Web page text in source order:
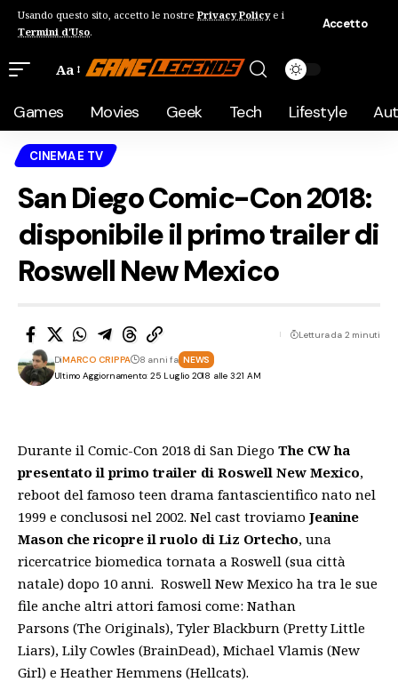
Usando questo sito, accetto le nostre Privacy Policye i
Termini d'Uso.
Accetto
Aa
Games Movies Geek Tech Lifestyle
CINEMA E TV
San Diego Comic-Con 2018:
disponibile il primo trailer di
Roswell New Mexico
Ultimo Aggiornamento: 25 Luglio 2018 alle 3:21 AM
DiMARCO CRIPPA 8 anni fa NEWS
Lettura da 2 minuti
Durante il Comic-Con 2018 di San Diego The CW ha
presentato il primo trailer di Roswell New Mexico,
reboot del famoso teen drama fantascientifico nato nel
1999 e conclusosi nel 2002. Nel cast troviamo Jeanine
Mason che ricopre il ruolo di Liz Ortecho, una
ricercatrice biomedica tornata a Roswell (sua città
natale) dopo 10 anni. Roswell New Mexico ha tra le sue
file anche altri attori famosi come: Nathan
Parsons (The Originals), Tyler Blackburn (Pretty Little
Liars), Lily Cowles (BrainDead), Michael Vlamis (New
Girl) e Heather Hemmens (Hellcats).